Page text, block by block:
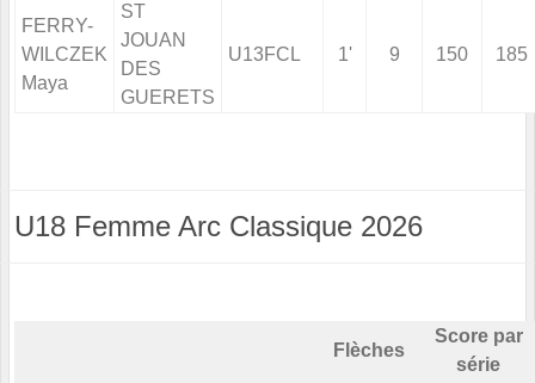
FERRY-
WILCZEK
Maya
ST
JOUAN
DES
GUERETS
U13FCL 1' 9 150 185
U18 Femme Arc Classique 2026
Flèches
Score par
série